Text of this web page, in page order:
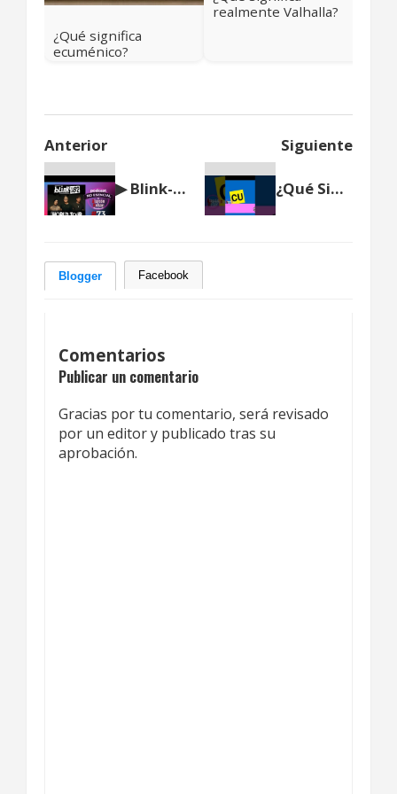
¿Qué significa
ecuménico?
realmente Valhalla?
Anterior Siguiente
▶ Blink-182 anunció su regreso 🎤 Podcast NO ESENCIAL #73 con Nelson Alarcón ¿Qué Significa CU?
Blogger Facebook
Comentarios
Publicar un comentario
Gracias por tu comentario, será revisado
por un editor y publicado tras su
aprobación.